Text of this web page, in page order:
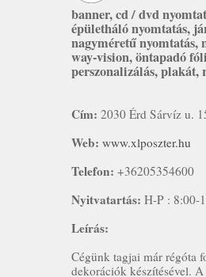
banner,cd / dvd
épületháló nyomtatás,
nagyméretű nyomtatás,
way-vision,öntapadó
perszonalizálás,plakát,
Cím: 2030 Érd Sárvíz u.
Web: www.xlposzter.hu
Telefon: +36205354600
Nyitvatartás: H-P : 8:00-
Leírás:
Cégünk tagjai már régóta
dekorációk készítésével.